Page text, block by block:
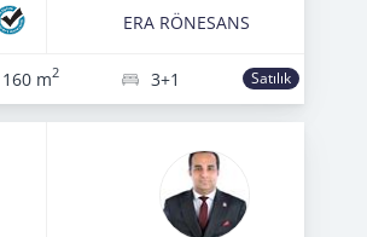
ERA RÖNESANS
160 m2 3+1 Satılık